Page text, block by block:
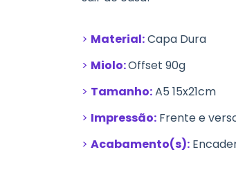
> Material:Capa Dura
> Miolo:Offset 90g
> Tamanho:A5 15x21cm
> Impressão: Frente e
> Acabamento(s):